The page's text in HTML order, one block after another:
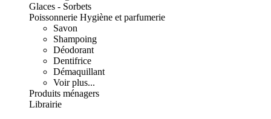
Glaces - Sorbets
Poissonnerie Hygiène et parfumerie
Savon
Shampoing
Déodorant
Dentifrice
Démaquillant
Voir plus...
Produits ménagers
Librairie